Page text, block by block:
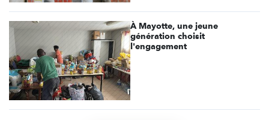
À Mayotte, une jeune
génération choisit
l'engagement